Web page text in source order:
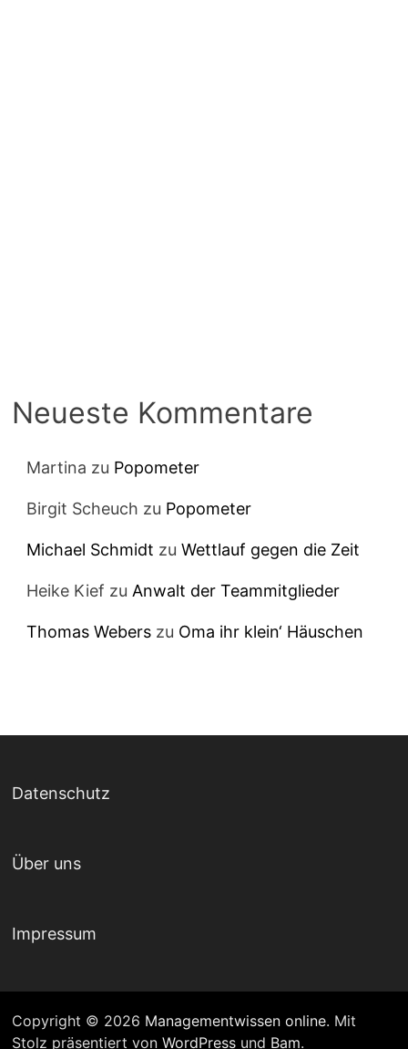
Neueste Kommentare
Martina zu Popometer
Birgit Scheuch zu Popometer
Michael Schmidt zuWettlauf gegen die Zeit
Heike Kief zu Anwalt der Teammitglieder
Thomas Webers zu Oma ihr klein‘ Häuschen
Datenschutz
Über uns
Impressum
Copyright © 2026 Managementwissen online. Mit
Stolz präsentiert vonWordPress und Bam.